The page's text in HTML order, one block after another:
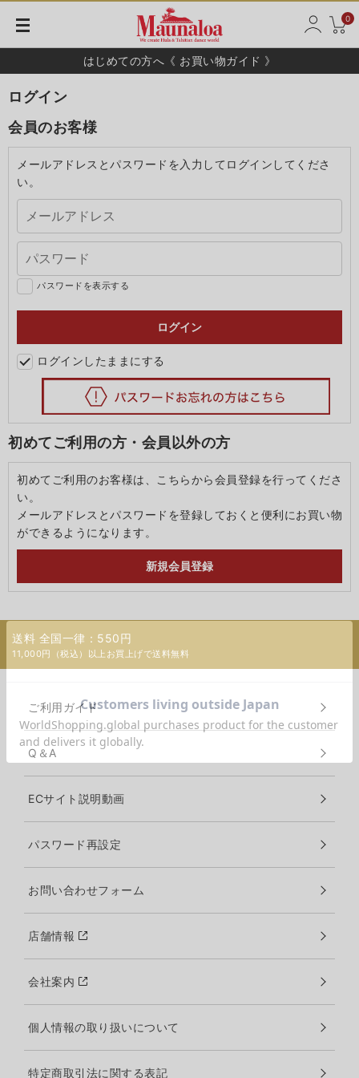
0
はじめての方へ《 お買い物ガイド 》
ログイン
会員のお客様
メールアドレスとパスワードを入力してログインしてくださ
い。
パスワードを表示する
ログインしたままにする
初めてご利用の方・会員以外の方
初めてご利用のお客様は、こちらから会員登録を行ってくださ
い。
メールアドレスとパスワードを登録しておくと便利にお買い物
ができるようになります。
送料 全国一律：550円
11,000円（税込）以上お買上げで送料無料
ご利用ガイド
Q＆A
ECサイト説明動画
パスワード再設定
お問い合わせフォーム
店舗情報
会社案内
個人情報の取り扱いについて
特定商取引法に関する表記